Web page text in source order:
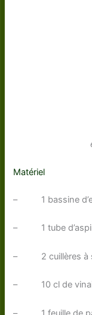
Matériel
– 1 bassine
– 1 tube
– 2 cuillères à
– 10 cl de